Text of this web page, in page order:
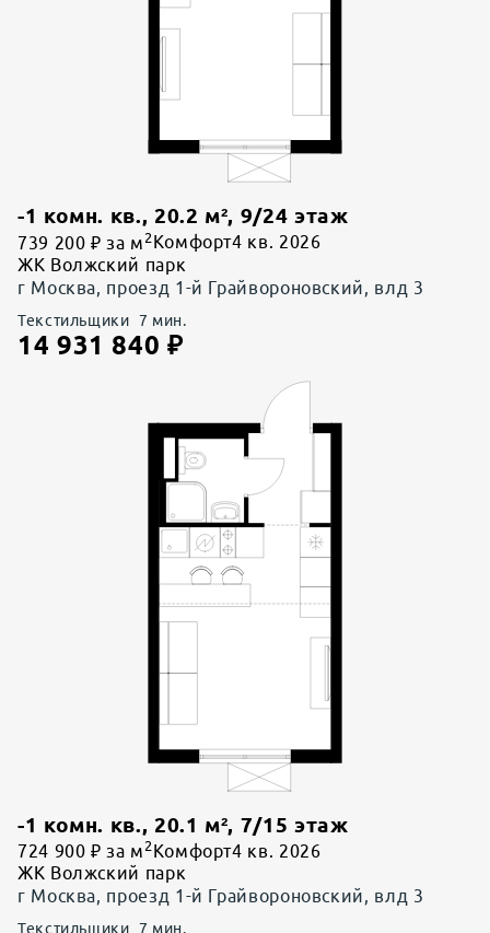
-1 комн. кв., 20.2 м², 9/24 этаж
739 200 ₽ за м 2 Комфорт4 кв. 2026
ЖК Волжский парк
г Москва, проезд 1-й Грайвороновский, влд 3
Текстильщики 7 мин.
14 931 840 ₽
-1 комн. кв., 20.1 м², 7/15 этаж
724 900 ₽ за м 2 Комфорт4 кв. 2026
ЖК Волжский парк
г Москва, проезд 1-й Грайвороновский, влд 3
Текстильщики 7 мин.